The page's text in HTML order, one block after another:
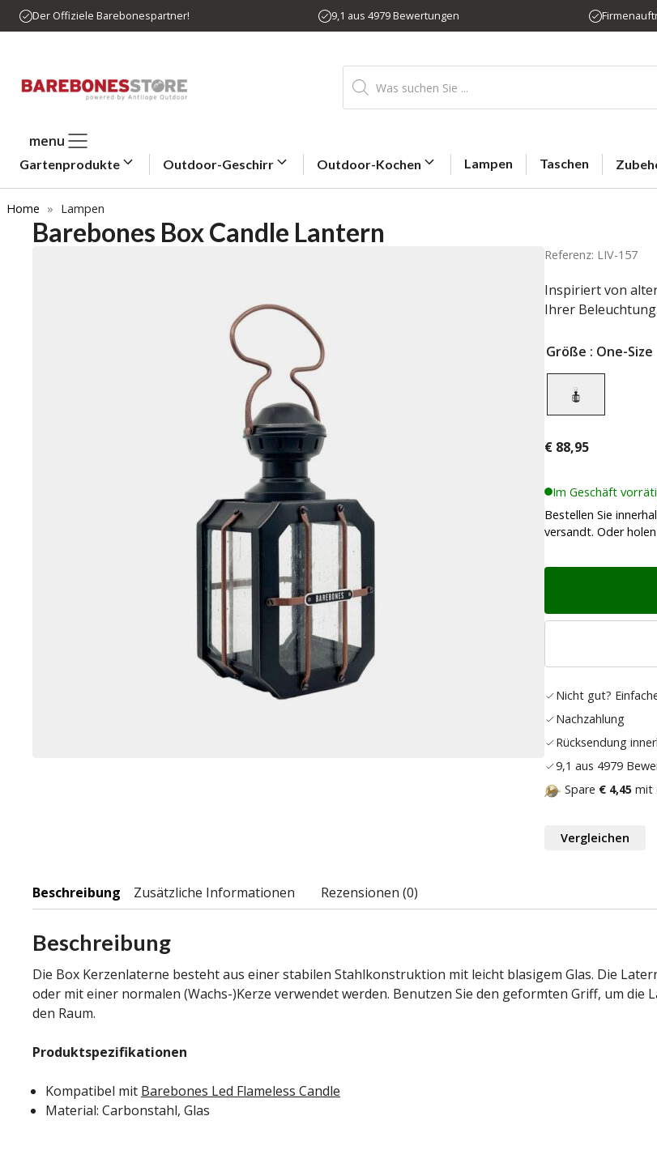
Zum
Inhalt
Der Offiziele Barebonespartner! 9,1 aus 4979 Bewertungen
Products
search
menu
Gartenprodukte Outdoor-Geschirr Outdoor-Kochen Lampen Taschen
Home » Lampen
Barebones Box Candle Lantern
Referenz: LIV-157
Inspiriert von
Ihrer Beleuchtung.
Größe : One-Size
€ 88,95
Im Geschäft
Bestellen Sie
versandt. Oder holen
Nicht gut?
Nachzahlung
Rücksendung
9,1 aus 4979
Spare € 4,45 mit
Vergleichen
Beschreibung Zusätzliche Informationen Rezensionen (0)
Beschreibung
Die Box Kerzenlaterne besteht aus einer stabilen Stahlkonstruktion mit leicht blasigem Glas. Die
oder mit einer normalen (Wachs-)Kerze verwendet werden. Benutzen Sie den geformten Griff, um
den Raum.
Produktspezifikationen
Kompatibel mit Barebones Led Flameless Candle
Material: Carbonstahl, Glas